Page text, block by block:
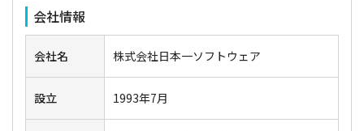
会社情報
会社名 株式会社日本一ソフトウェア
設立 1993年7月